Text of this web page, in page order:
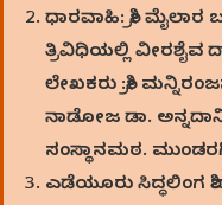
ಧಾರವಾಹಿ: ಶ್ರೀ
ತ್ರಿವಿಧಿಯಲ್ಲಿ ವೀರಶೈವ
ಲೇಖಕರು :ಶ್ರೀ
ನಾಡೋಜ ಡಾ.
ಸಂಸ್ಥಾನಮಠ.
ಎಡೆಯೂರು ಸಿದ್ಧಲಿಂಗ